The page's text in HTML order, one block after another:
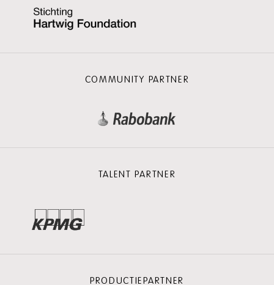
COMMUNITY PARTNER
TALENT PARTNER
PRODUCTIEPARTNER